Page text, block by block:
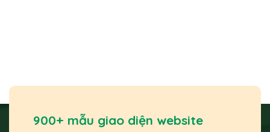
900+ mẫu giao diện website